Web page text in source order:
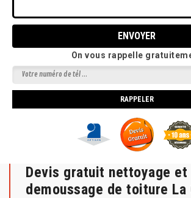
On vous rappelle
Devis gratuit nettoyage et
demoussage de toiture La